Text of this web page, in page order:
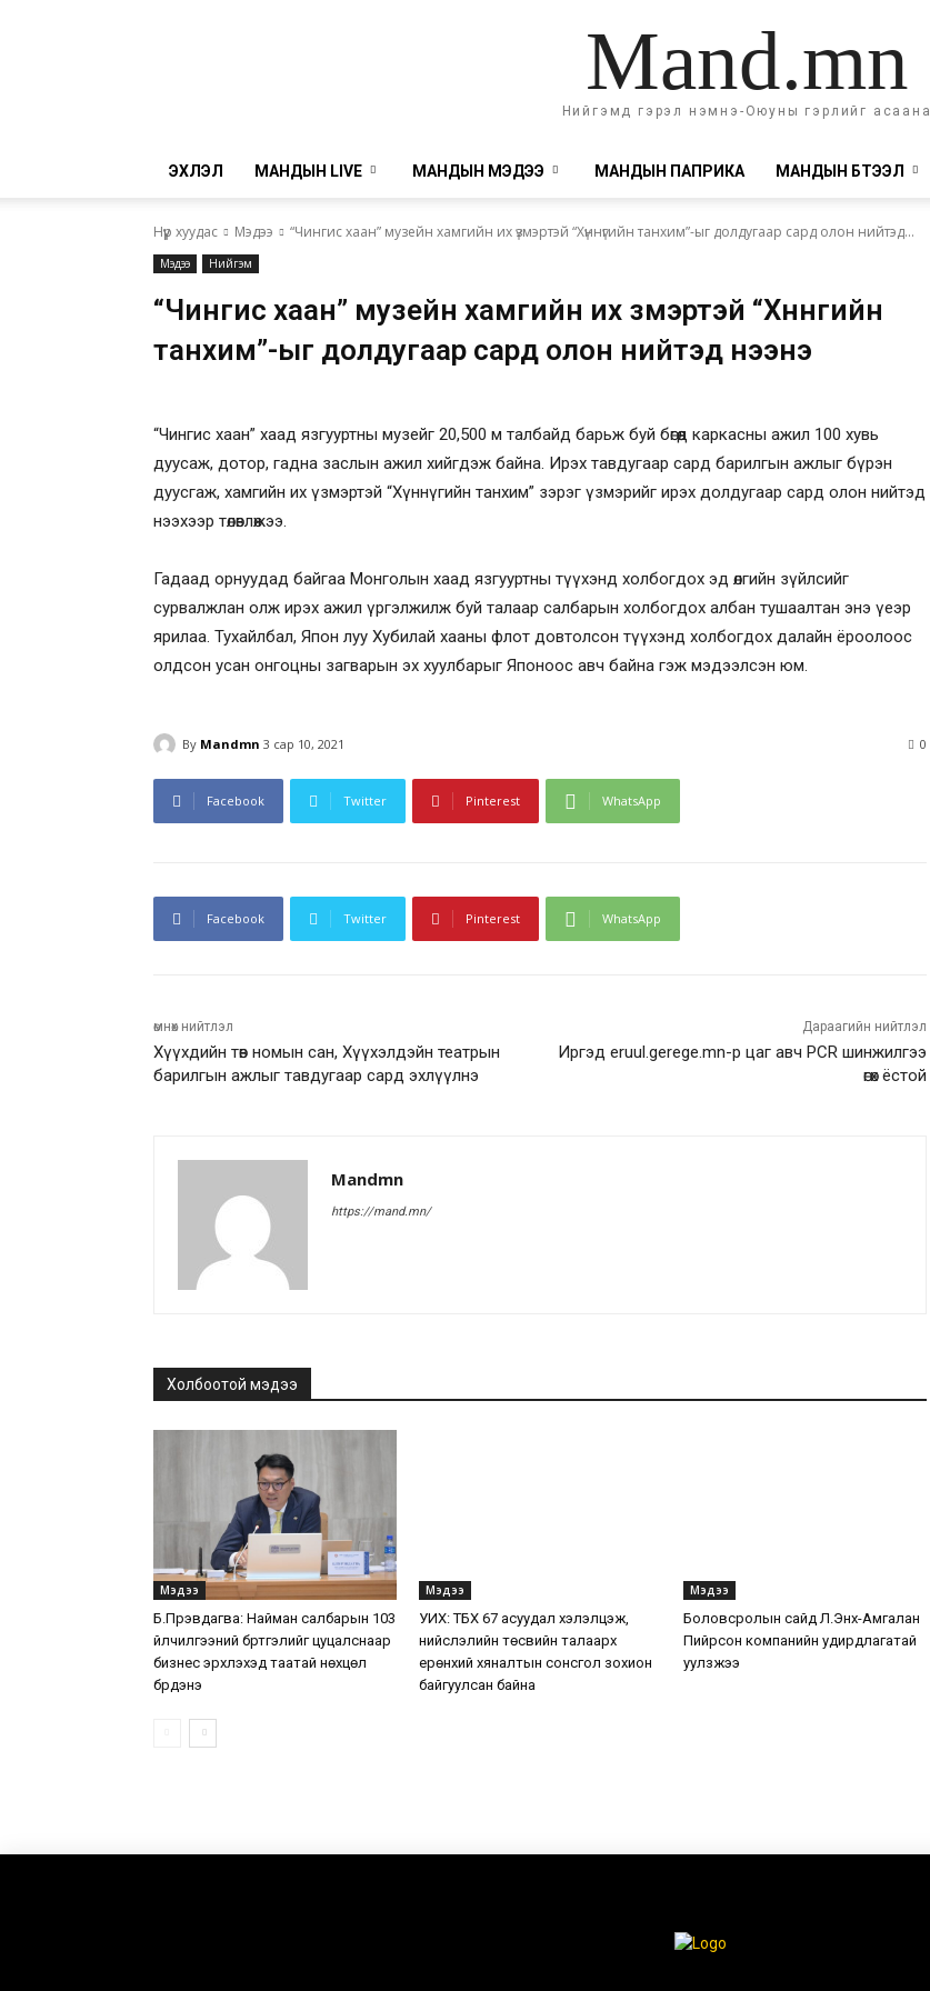
Mand.mn
Нийгэмд гэрэл нэмнэ-Оюуны гэрлийг асаана
ЭХЛЭЛ МАНДЫН LIVE МАНДЫН МЭДЭЭ МАНДЫН ПАПРИКА МАНДЫН БҮТЭЭЛ
Нүүр хуудас Мэдээ “Чингис хаан” музейн хамгийн их үзмэртэй “Хүннүгийн танхим”-ыг долдугаар сард олон нийтэд...
Мэдээ Нийгэм
“Чингис хаан” музейн хамгийн их үзмэртэй “Хүннүгийн
танхим”-ыг долдугаар сард олон нийтэд нээнэ
“Чингис хаан” хаад язгууртны музейг 20,500 м талбайд барьж буй бөгөөд каркасны ажил 100 хувь
дуусаж, дотор, гадна заслын ажил хийгдэж байна. Ирэх тавдугаар сард барилгын ажлыг бүрэн
дуусгаж, хамгийн их үзмэртэй “Хүннүгийн танхим” зэрэг үзмэрийг ирэх долдугаар сард олон нийтэд
нээхээр төлөвлөжээ.
Гадаад орнуудад байгаа Монголын хаад язгууртны түүхэнд холбогдох эд өлгийн зүйлсийг
сурвалжлан олж ирэх ажил үргэлжилж буй талаар салбарын холбогдох албан тушаалтан энэ үеэр
ярилаа. Тухайлбал, Япон луу Хубилай хааны флот довтолсон түүхэнд холбогдох далайн ёроолоос
олдсон усан онгоцны загварын эх хуулбарыг Японоос авч байна гэж мэдээлсэн юм.
By Mandmn 3 сар 10, 2021 0
Facebook Twitter Pinterest WhatsApp
Facebook Twitter Pinterest WhatsApp
өмнөх нийтлэл
Хүүхдийн төв номын сан, Хүүхэлдэйн театрын
барилгын ажлыг тавдугаар сард эхлүүлнэ
Дараагийн нийтлэл
Иргэд eruul.gerege.mn-р цаг авч PCR шинжилгээ
өгөх ёстой
Mandmn
https://mand.mn/
Холбоотой мэдээ
Мэдээ
Б.Пүрэвдагва: Найман салбарын 103
үйлчилгээний бүртгэлийг цуцалснаар
бизнес эрхлэхэд таатай нөхцөл
бүрдэнэ
Мэдээ
УИХ: ТБХ 67 асуудал хэлэлцэж,
нийслэлийн төсвийн талаарх
ерөнхий хяналтын сонсгол зохион
байгуулсан байна
Мэдээ
Боловсролын сайд Л.Энх-Амгалан
Пийрсон компанийн удирдлагатай
уулзжээ